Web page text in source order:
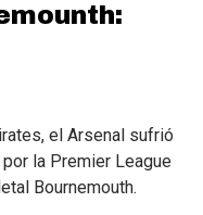
el Arsenal sufrió
la Premier League
Bournemouth.